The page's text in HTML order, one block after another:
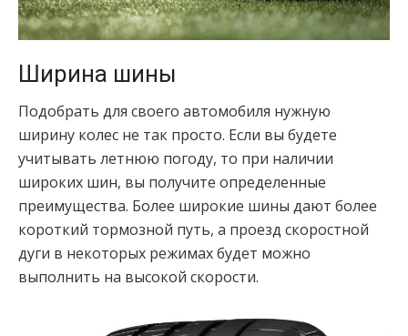
Ширина шины
Подобрать для своего автомобиля нужную
ширину колес не так просто. Если вы будете
учитывать летнюю погоду, то при наличии
широких шин, вы получите определенные
преимущества. Более широкие шины дают более
короткий тормозной путь, а проезд скоростной
дуги в некоторых режимах будет можно
выполнить на высокой скорости.